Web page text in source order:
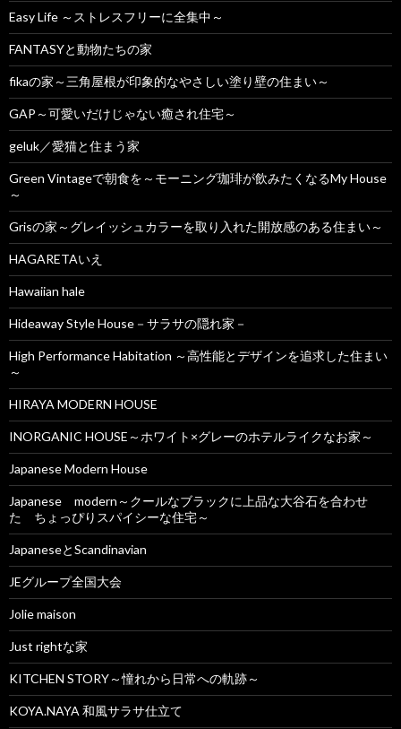
Easy Life ～ストレスフリーに全集中～
FANTASYと動物たちの家
fikaの家～三角屋根が印象的なやさしい塗り壁の住まい～
GAP～可愛いだけじゃない癒され住宅～
geluk／愛猫と住まう家
Green Vintageで朝食を～モーニング珈琲が飲みたくなるMy House
～
Grisの家～グレイッシュカラーを取り入れた開放感のある住まい～
HAGARETAいえ
Hawaiian hale
Hideaway Style House－サラサの隠れ家－
High Performance Habitation ～高性能とデザインを追求した住まい
～
HIRAYA MODERN HOUSE
INORGANIC HOUSE～ホワイト×グレーのホテルライクなお家～
Japanese Modern House
Japanese modern～クールなブラックに上品な大谷石を合わせ
た ちょっぴりスパイシーな住宅～
JapaneseとScandinavian
JEグループ全国大会
Jolie maison
Just rightな家
KITCHEN STORY～憧れから日常への軌跡～
KOYA.NAYA 和風サラサ仕立て